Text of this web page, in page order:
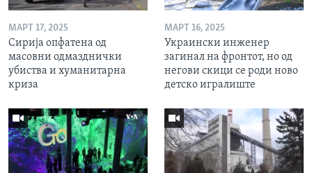
МАРТ 17, 2025
Сирија опфатена од
масовни одмазднички
убиства и хуманитарна
криза
МАРТ 16, 2025
Украински инженер
загинал на фронтот, но од
негови скици се роди ново
детско игралиште